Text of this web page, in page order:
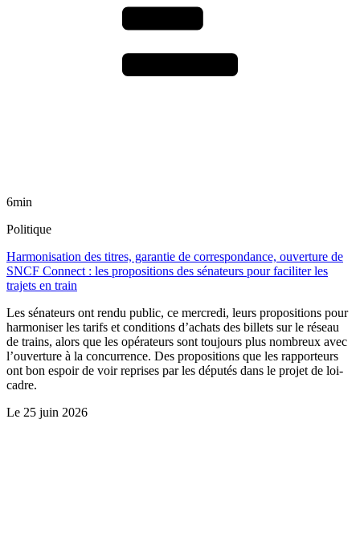
6min
Politique
Harmonisation des titres, garantie de correspondance, ouverture de
SNCF Connect : les propositions des sénateurs pour faciliter les
trajets en train
Les sénateurs ont rendu public, ce mercredi, leurs propositions pour
harmoniser les tarifs et conditions d’achats des billets sur le réseau
de trains, alors que les opérateurs sont toujours plus nombreux avec
l’ouverture à la concurrence. Des propositions que les rapporteurs
ont bon espoir de voir reprises par les députés dans le projet de loi-
cadre.
Le 25 juin 2026